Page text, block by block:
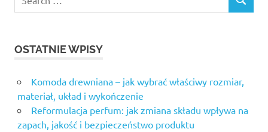
OSTATNIE WPISY
Komoda drewniana – jak wybrać właściwy rozmiar,
materiał, układ i wykończenie
Reformulacja perfum: jak zmiana składu wpływa na
zapach, jakość i bezpieczeństwo produktu